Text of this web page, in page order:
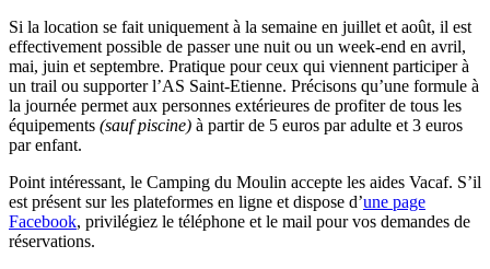
Si la location se fait uniquement à la semaine en juillet et août, il est
effectivement possible de passer une nuit ou un week-end en avril,
mai, juin et septembre. Pratique pour ceux qui viennent participer à
un trail ou supporter l’AS Saint-Etienne. Précisons qu’une formule à
la journée permet aux personnes extérieures de profiter de tous les
équipements (sauf piscine) à partir de 5 euros par adulte et 3 euros
par enfant.
Point intéressant, le Camping du Moulin accepte les aides Vacaf. S’il
est présent sur les plateformes en ligne et dispose d’une page
Facebook, privilégiez le téléphone et le mail pour vos demandes de
réservations.